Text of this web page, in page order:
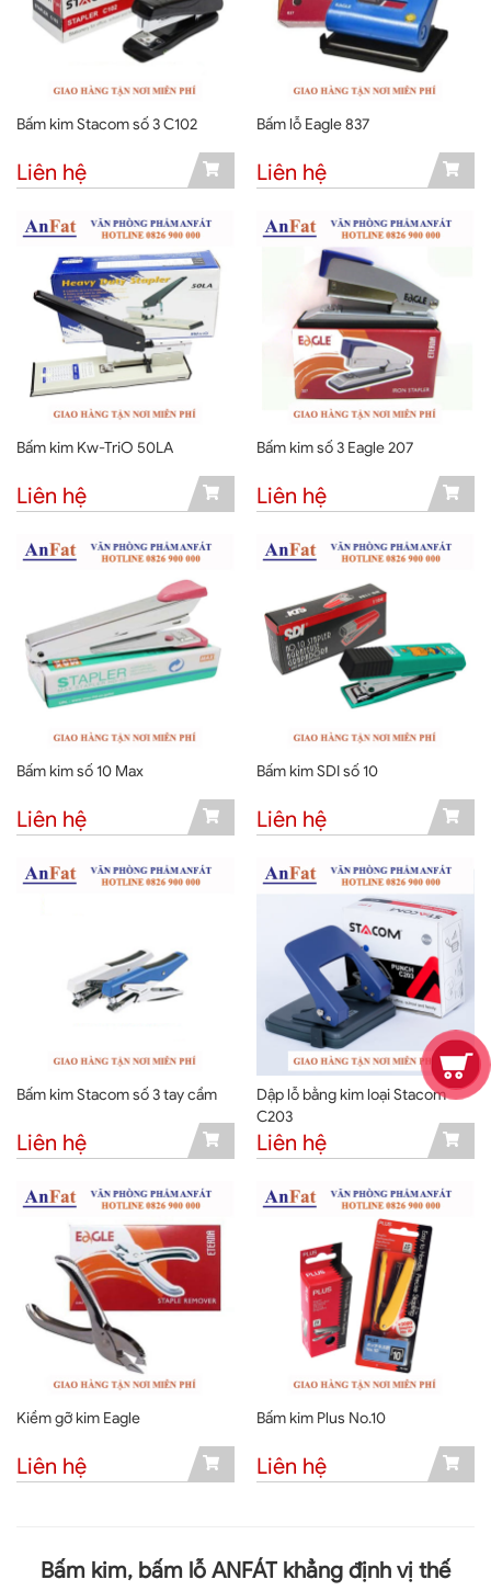
Bấm kim Stacom số 3 C102
Liên hệ
Bấm lỗ Eagle 837
Liên hệ
Bấm kim Kw-TriO 50LA
Liên hệ
Bấm kim số 3 Eagle 207
Liên hệ
Bấm kim số 10 Max
Liên hệ
Bấm kim SDI số 10
Liên hệ
Bấm kim Stacom số 3 tay cầm
Liên hệ
Dập lỗ bằng kim loại Stacom
C203
Liên hệ
Kiềm gỡ kim Eagle
Liên hệ
Bấm kim Plus No.10
Liên hệ
Bấm kim, bấm lỗ ANFÁT khẳng định vị thế